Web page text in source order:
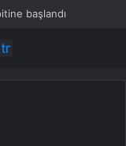
başlandı